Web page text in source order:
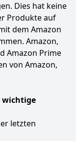
Dies hat keine
Produkte auf
dem Amazon
Amazon,
Amazon Prime
von Amazon,
wichtige
letzten